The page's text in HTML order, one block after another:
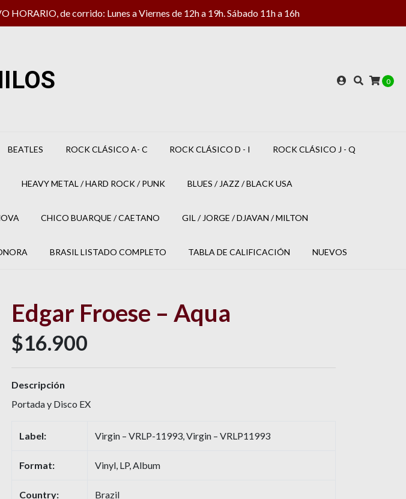
de corrido: Lunes a Viernes de 12h a 19h. Sábado 11h a 16h
0
BEATLES ROCK CLÁSICO A- C ROCK CLÁSICO D - I ROCK CLÁSICO J - Q
HEAVY METAL / HARD ROCK / PUNK BLUES / JAZZ / BLACK USA
CHICO BUARQUE / CAETANO GIL / JORGE / DJAVAN / MILTON
BRASIL LISTADO COMPLETO TABLA DE CALIFICACIÓN NUEVOS
Edgar Froese – Aqua
$16.900
Descripción
Portada y Disco EX
Label: Virgin – VRLP-11993, Virgin – VRLP11993
Format: Vinyl, LP, Album
Country: Brazil